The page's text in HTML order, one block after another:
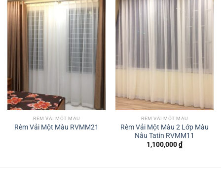
RÈM VẢI MỘT MÀU
Rèm Vải Một Màu RVMM21
RÈM VẢI MỘT MÀU
Rèm Vải Một Màu 2 Lớp Màu
Nâu Tatin RVMM11
1,100,000₫